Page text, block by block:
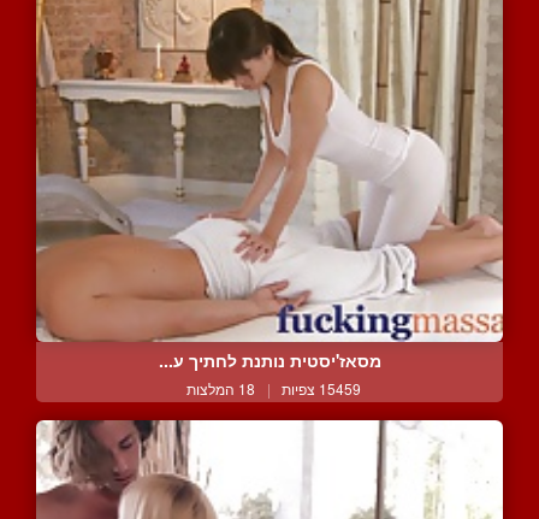
מסאז'יסטית נותנת לחתיך ע...
15459 צפיות | 18 המלצות